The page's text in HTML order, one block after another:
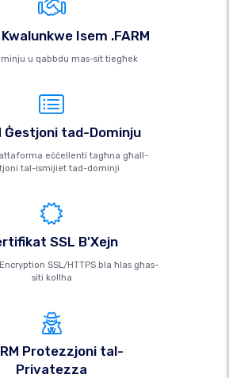
Isem .FARM
u qabbdu mas-sit tiegħek
Ġestjoni tad-Dominju
eċċellenti tagħna għall-
tal-ismijiet tad-dominji
SSL B'Xejn
SSL/HTTPS bla ħlas għas-
siti kollha
Protezzjoni tal-
Privatezza